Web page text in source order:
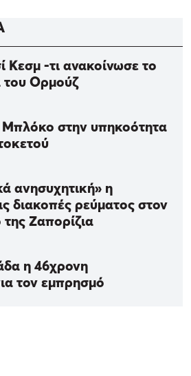
Κεσμ -τι ανακοίνωσε το
του Ορμούζ
στην υπηκοότητα
ανησυχητική» η
διακοπές ρεύματος στον
Ζαπορίζια
η 46χρονη
τον εμπρησμό